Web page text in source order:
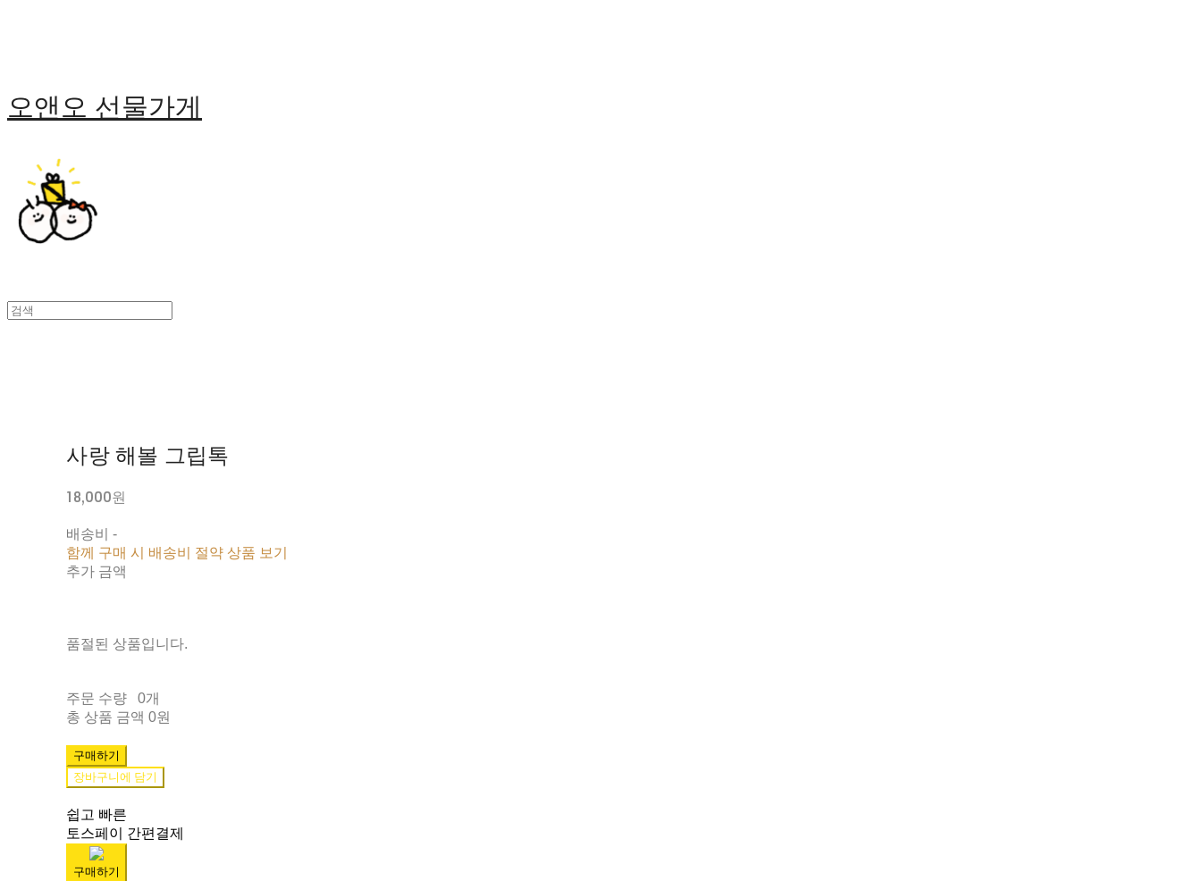
오앤오 선물가게
사랑 해볼 그립톡
18,000원
배송비-
함께 구매 시 배송비 절약 상품 보기
추가 금액
품절된 상품입니다.
주문 수량
0개
총 상품 금액 0원
구매하기
장바구니에 담기
쉽고 빠른
토스페이 간편결제
구매하기